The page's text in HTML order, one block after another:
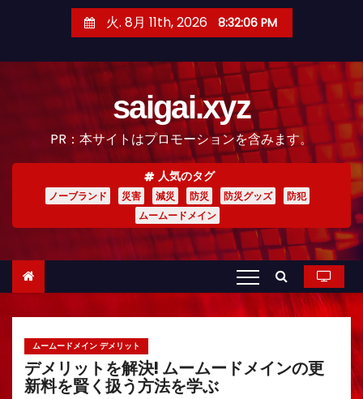
火. 8月 11th, 2026 8:32:07 PM
saigai.xyz
PR：本サイトはプロモーションを含みます。
人気のタグ
ノーブランド 災害 減災 防災 防災グッズ
防犯
ムームードメイン
ムームードメイン デメリット
デメリットを解決! ムームードメインの更
新料を賢く扱う方法を学ぶ